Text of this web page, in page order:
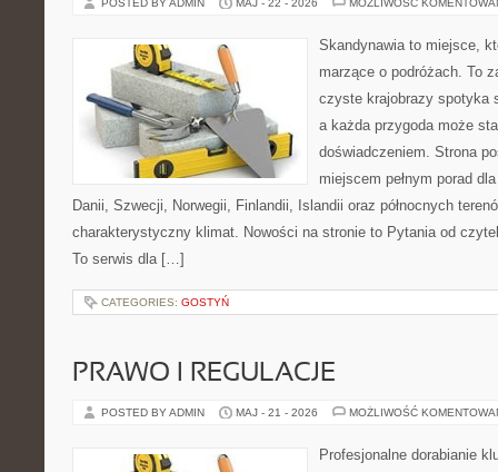
POSTED BY ADMIN MAJ - 22 - 2026 MOŻLIWOŚĆ
Skandynawia to miejsce,
marzące o podróżach. To
czyste krajobrazy spotyka
a każda przygoda może
doświadczeniem. Strona
miejscem pełnym porad
Danii, Szwecji, Norwegii, Finlandii, Islandii oraz północnych
charakterystyczny klimat. Nowości na stronie to Pytania od
To serwis dla […]
CATEGORIES: GOSTYŃ
PRAWO I REGULACJE
POSTED BY ADMIN MAJ - 21 - 2026 MOŻLIWOŚĆ
Profesjonalne dorabianie